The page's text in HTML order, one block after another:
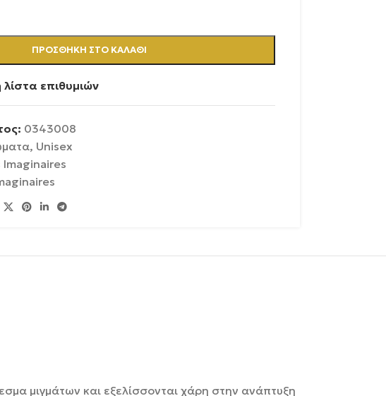
ΠΡΟΣΘΉΚΗ ΣΤΟ ΚΑΛΆΘΙ
επιθυμιών
0343008
, Unisex
Imaginaires
μιγμάτων και εξελίσσονται χάρη στην ανάπτυξη